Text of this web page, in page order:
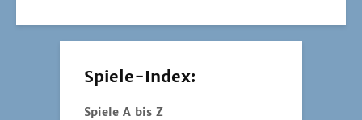
Spiele-Index:
Spiele A bis Z